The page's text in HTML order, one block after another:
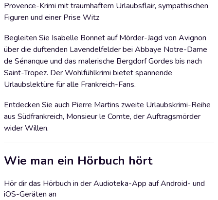
Provence-Krimi mit traumhaftem Urlaubsflair, sympathischen
Figuren und einer Prise Witz
Begleiten Sie Isabelle Bonnet auf Mörder-Jagd von Avignon
über die duftenden Lavendelfelder bei Abbaye Notre-Dame
de Sénanque und das malerische Bergdorf Gordes bis nach
Saint-Tropez. Der Wohlfühlkrimi bietet spannende
Urlaubslektüre für alle Frankreich-Fans.
Entdecken Sie auch Pierre Martins zweite Urlaubskrimi-Reihe
aus Südfrankreich, Monsieur le Comte, der Auftragsmörder
wider Willen.
Wie man ein Hörbuch hört
Hör dir das Hörbuch in der Audioteka-App auf Android- und
iOS-Geräten an